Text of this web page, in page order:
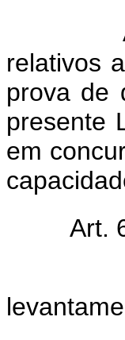
relativos
prova de
presente
em
Art.